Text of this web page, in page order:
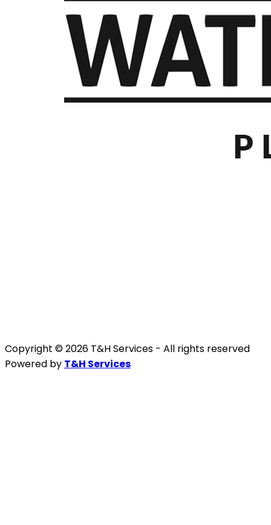
Copyright © 2026 T&H Services - All rights reserved
Powered by T&H Services